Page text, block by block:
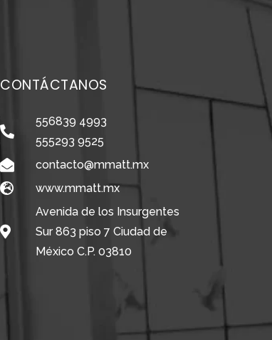
CONTÁCTANOS
556839 4993
555293 9525
contacto@mmatt.mx
www.mmatt.mx
Avenida de los Insurgentes
Sur 863 piso 7 Ciudad de
México C.P. 03810